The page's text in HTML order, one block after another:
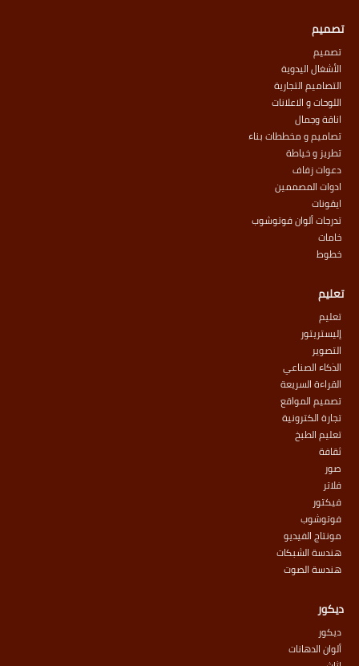
تصميم
تصميم
الأشغال اليدوية
التصاميم التجارية
اللوحات و الاعلانات
اناقة وجمال
تصاميم و مخططات بناء
تطريز و خياطة
دعوات زفاف
ادوات المصممين
ايقونات
تدرجات ألوان فوتوشوب
خامات
خطوط
تعليم
تعليم
إليستريتور
التصوير
الذكاء الصناعي
القراءة السريعة
تصميم المواقع
تجارة الكترونية
تعليم الطبخ
ثقافة
صور
فلاتر
فيكتور
فوتوشوب
مونتاج الفيديو
هندسة الشبكات
هندسة الصوت
ديكور
ديكور
ألوان الدهانات